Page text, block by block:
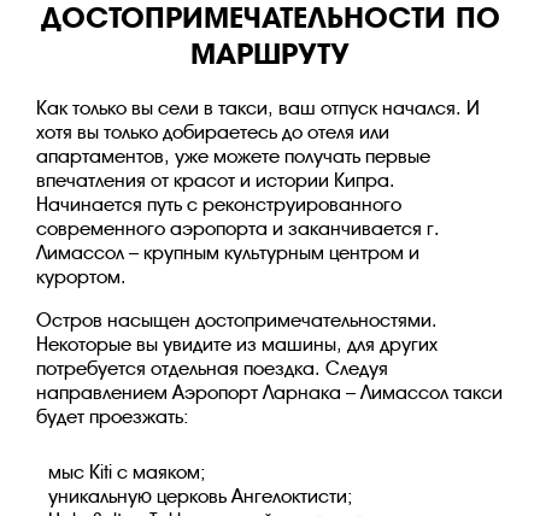
ДОСТОПРИМЕЧАТЕЛЬНОСТИ ПО
МАРШРУТУ
Как только вы сели в такси, ваш отпуск начался. И
хотя вы только добираетесь до отеля или
апартаментов, уже можете получать первые
впечатления от красот и истории Кипра.
Начинается путь с реконструированного
современного аэропорта и заканчивается г.
Лимассол – крупным культурным центром и
курортом.
Остров насыщен достопримечательностями.
Некоторые вы увидите из машины, для других
потребуется отдельная поездка. Следуя
направлением Аэропорт Ларнака – Лимассол такси
будет проезжать:
мыс Kiti с маяком;
уникальную церковь Ангелоктисти;